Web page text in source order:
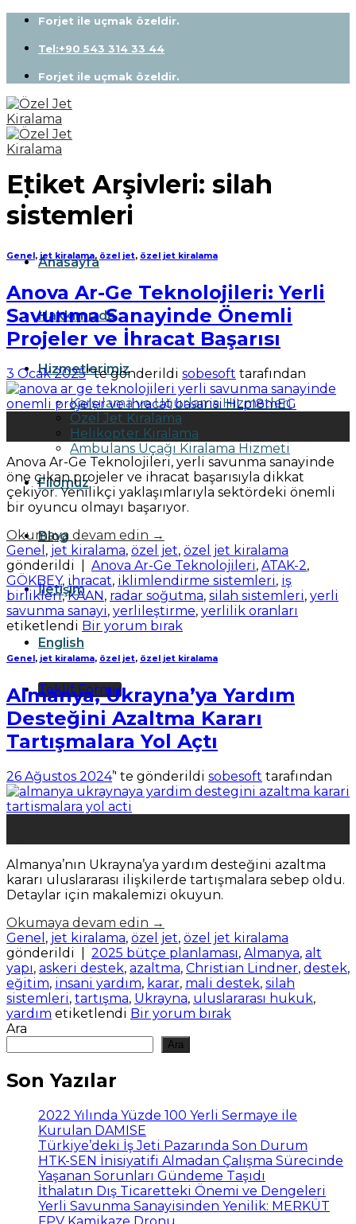
Skip
content
Forjet ile uçmak özeldir.
Tel:+90 543 314 33 44
Forjet ile uçmak özeldir.
Anasayfa
Hakkımızda
Hizmetlerimiz
Karşılama ve Uğurlama Hizmetleri
Özel Jet Kiralama
Helikopter Kiralama
Ambulans Uçağı Kiralama Hizmeti
Filomuz
Blog
İletişim
English
Teklif Formu
Etiket Arşivleri: silah
sistemleri
Genel , jet kiralama, özel jet, özel jet kiralama
Anova Ar-Ge Teknolojileri: Yerli
Savunma Sanayinde Önemli
Projeler ve İhracat Başarısı
3 Ocak 2025’' te gönderildi sobesoft tarafından
Anova Ar-Ge Teknolojileri, yerli savunma sanayinde
öne çıkan projeler ve ihracat başarısıyla dikkat
çekiyor. Yenilikçi yaklaşımlarıyla sektördeki önemli
bir oyuncu olmayı başarıyor.
Okumaya devam edin →
Genel , jet kiralama, özel jet, özel jet kiralama
gönderildi
Anova Ar-Ge Teknolojileri, ATAK-2,
GÖKBEY, ihracat, iklimlendirme sistemleri, iş
birlikleri,KAAN , radar soğutma, silah sistemleri, yerli
savunma sanayi, yerlileştirme, yerlilik oranları
etiketlendi Bir yorum bırak
Genel , jet kiralama, özel jet, özel jet kiralama
Almanya, Ukrayna’ya Yardım
Desteğini Azaltma Kararı
Tartışmalara Yol Açtı
26 Ağustos 2024’' te gönderildi sobesoft tarafından
Almanya’nın Ukrayna’ya yardım desteğini azaltma
kararı uluslararası ilişkilerde tartışmalara sebep oldu.
Detaylar için makalemizi okuyun.
Okumaya devam edin →
Genel , jet kiralama, özel jet, özel jet kiralama
gönderildi
2025 bütçe planlaması, Almanya, alt
yapı, askeri destek, azaltma, Christian Lindner, destek,
eğitim, insani yardım, karar, mali destek, silah
sistemleri, tartışma, Ukrayna, uluslararası hukuk,
yardım etiketlendi Bir yorum bırak
Ara
Ara
Son Yazılar
2022 Yılında Yüzde 100 Yerli Sermaye ile
Kurulan DAMISE
Türkiye’deki İş Jeti Pazarında Son Durum
HTK-SEN İnisiyatifi Almadan Çalışma Sürecinde
Yaşanan Sorunları Gündeme Taşıdı
İthalatın Dış Ticaretteki Önemi ve Dengeleri
Yerli Savunma Sanayisinden Yenilik: MERKÜT